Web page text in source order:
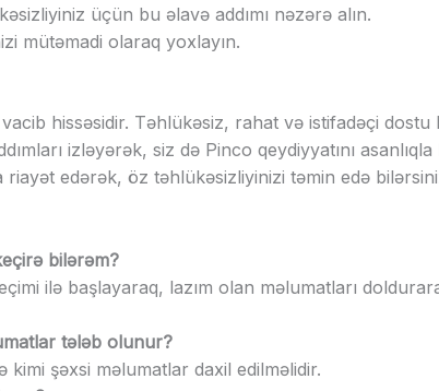
üçün bu əlavə addımı nəzərə alın.
mütəmadi olaraq yoxlayın.
hissəsidir. Təhlükəsiz, rahat və istifadəçi
izləyərək, siz də Pinco qeydiyyatını
edərək, öz təhlükəsizliyinizi təmin edə
bilərəm?
ilə başlayaraq, lazım olan məlumatları
tələb olunur?
şəxsi məlumatlar daxil edilməlidir.